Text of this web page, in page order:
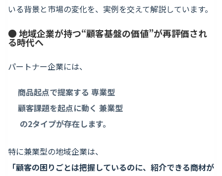
いる背景と市場の変化を、実例を交えて解説しています。
● 地域企業が持つ“顧客基盤の価値”が再評価され
る時代へ
パートナー企業には、
商品起点で提案する 専業型
顧客課題を起点に動く 兼業型
の2タイプが存在します。
特に兼業型の地域企業は、
「顧客の困りごとは把握しているのに、紹介できる商材が